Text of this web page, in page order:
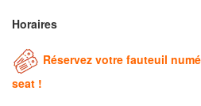
Horaires
Réservez votre fauteuil
seat !